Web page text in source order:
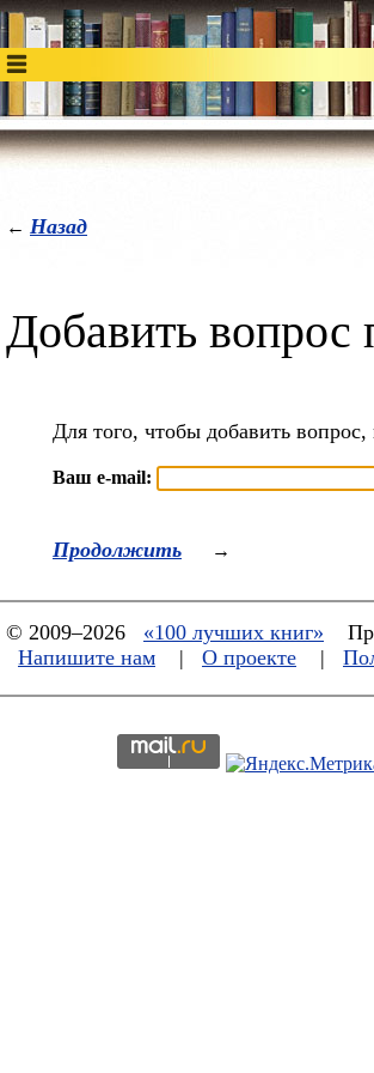
← Назад
Добавить вопрос
Для того, чтобы добавить
Ваш e-mail:
Продолжить →
© 2009–2026 «100 лучших книг»
Напишите нам
| О проекте |